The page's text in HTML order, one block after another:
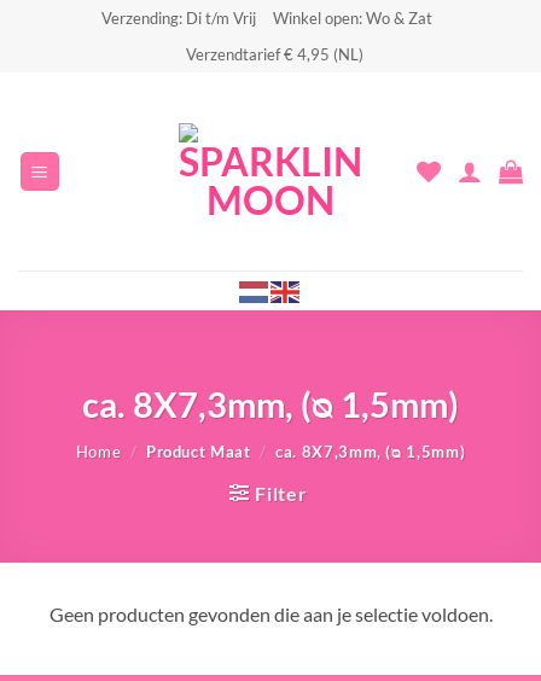
Verzending: Di t/m Vrij
Winkel open: Wo & Zat
Verzendtarief € 4,95 (NL)
ca. 8X7,3mm, (ᴓ 1,5mm)
Home / Product Maat / ca. 8X7,3mm, (ᴓ 1,5mm)
Filter
Geen producten gevonden die aan je selectie voldoen.